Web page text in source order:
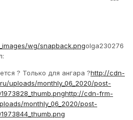
wg/snapback.pngolga230276
? Только для ангара ?http://cdn-
uploads/monthly_06_2020/post-
http://cdn-frm-
monthly_06_2020/post-